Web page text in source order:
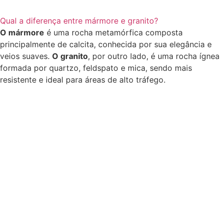
Qual a diferença entre mármore e granito?
O mármore é uma rocha metamórfica composta
principalmente de calcita, conhecida por sua elegância e
veios suaves. O granito, por outro lado, é uma rocha ígnea
formada por quartzo, feldspato e mica, sendo mais
resistente e ideal para áreas de alto tráfego.